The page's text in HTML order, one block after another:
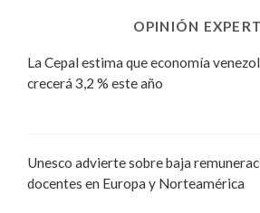
OPINIÓN
La Cepal estima que economía
crecerá 3,2 % este año
Unesco advierte sobre baja
docentes en Europa y Norteamérica